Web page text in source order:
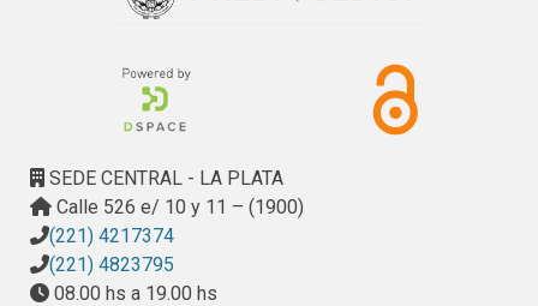
johnstonii presentarían dormición física impuesta por la
reproducción de este arbusto no seríarecomendable por
medio de estacas, aunque se sugiere realizar más
with no differences between treatments. According to
physical dormancy imposed by the seed coat (overcome by
the removal of the exocarp). The reproduction of this shrub
by cuttings is not recommended, although further studies
SEDE CENTRAL - LA PLATA
Calle 526 e/ 10 y 11 – (1900)
(221) 4217374
(221) 4823795
08.00 hs a 19.00 hs